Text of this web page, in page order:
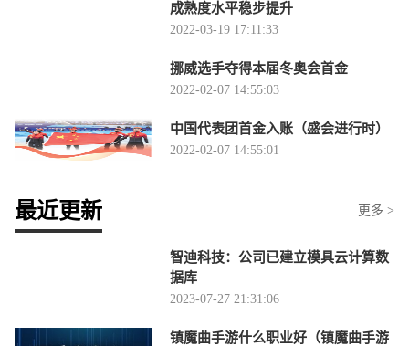
成熟度水平稳步提升
2022-03-19 17:11:33
挪威选手夺得本届冬奥会首金
2022-02-07 14:55:03
中国代表团首金入账（盛会进行时）
2022-02-07 14:55:01
最近更新 更多 >
智迪科技：公司已建立模具云计算数
据库
2023-07-27 21:31:06
镇魔曲手游什么职业好（镇魔曲手游